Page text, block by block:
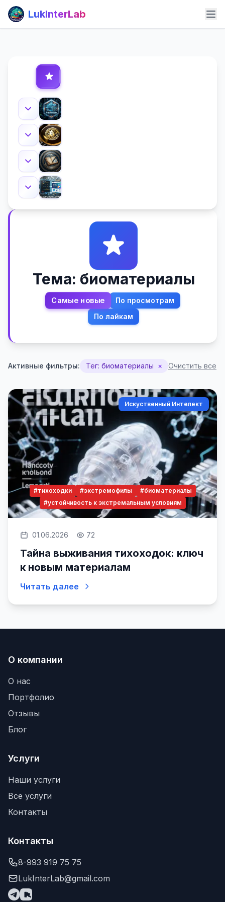
LukInterLab
Тема: биоматериалы
Самые новые
По просмотрам
По лайкам
Активные фильтры: Тег: биоматериалы × Очистить все
Искуственный Интелект
#тихоходки #экстремофилы
#биоматериалы
#устойчивость к экстремальным условиям
01.06.2026 72
Тайна выживания тихоходок: ключ
к новым материалам
Читать далее
О компании
О нас
Портфолио
Отзывы
Блог
Услуги
Наши услуги
Все услуги
Контакты
Контакты
8-993 919 75 75
LukInterLab@gmail.com